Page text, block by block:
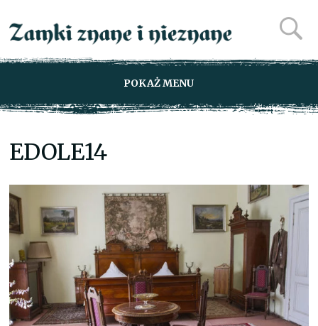
POKAŻ MENU
EDOLE14